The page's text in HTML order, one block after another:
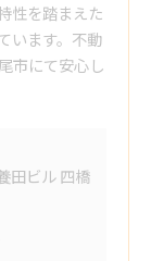
性を踏まえた
います。不動
市にて安心し
田ビル 四橋